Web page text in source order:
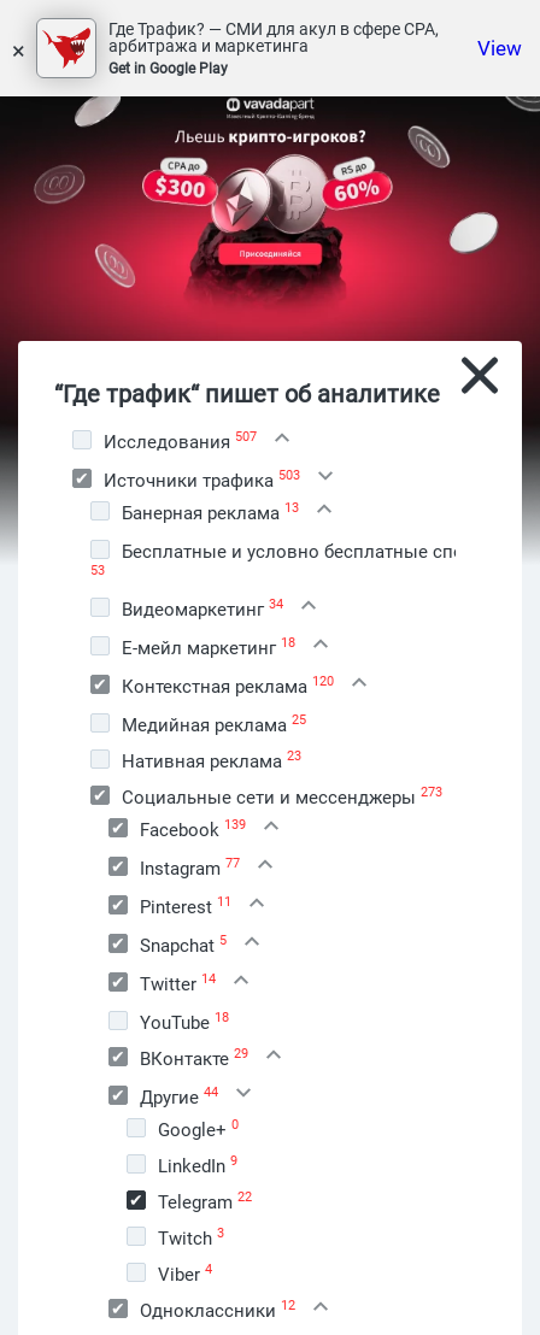
×
Где Трафик? — СМИ для акул в сфере СРА,
арбитража и маркетинга
Get in Google Play
View
“Где трафик“ пишет об аналитике
Исследования 507
Источники трафика 503
Банерная реклама 13
Бесплатные и условно бесплатные способы
53
Видеомаркетинг 34
Е-мейл маркетинг 18
Контекстная реклама 120
Медийная реклама 25
Нативная реклама 23
Социальные сети и мессенджеры 273
Facebook 139
Instagram 77
Pinterest 11
Snapchat 5
Twitter 14
YouTube 18
ВКонтакте 29
Другие 44
Google+ 0
LinkedIn 9
Telegram 22
Twitch 3
Viber 4
Одноклассники 12